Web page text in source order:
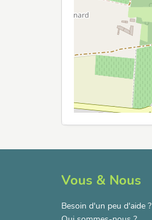
Vous & Nous
Besoin d'un peu d'aide ?